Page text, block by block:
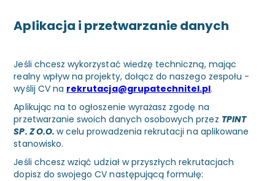
Aplikacja i przetwarzanie danych
Jeśli chcesz wykorzystać wiedzę techniczną, mając
realny wpływ na projekty, dołącz do naszego zespołu -
wyślij CV na rekrutacja@grupatechnitel.pl.
Aplikując na to ogłoszenie wyrażasz zgodę na
przetwarzanie swoich danych osobowych przez TPINT
SP. Z O.O. w celu prowadzenia rekrutacji na aplikowane
stanowisko.
Jeśli chcesz wziąć udział w przyszłych rekrutacjach
dopisz do swojego CV następującą formułę: